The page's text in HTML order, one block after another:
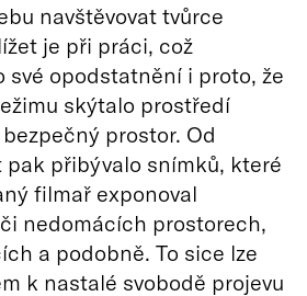
navštěvovat tvůrce
je při práci, což
své opodstatnění i proto, že
skýtalo prostředí
prostor. Od
přibývalo snímků, které
filmař exponoval
nedomácích prostorech,
a podobně. To sice lze
k nastalé svobodě projevu